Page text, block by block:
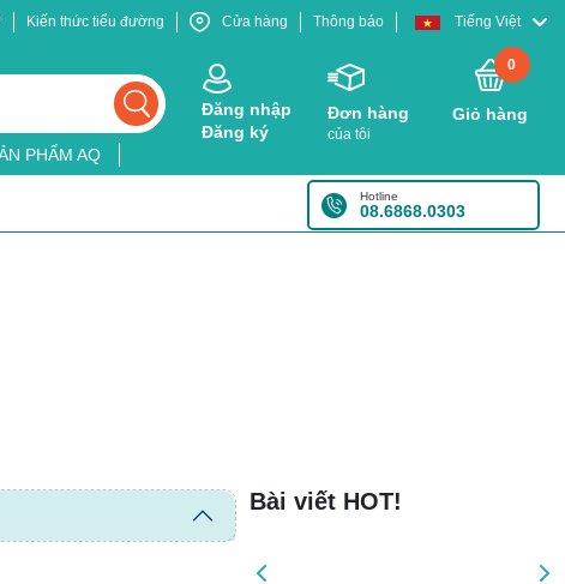
Kiến thức tiểu đường Cửa hàng Thông báo Tiếng Việt
PHẨM AQ
Đăng nhập
Đăng ký
Đơn hàng
của tôi
0
Giỏ hàng
Hotline
08.6868.0303
Bài viết HOT!